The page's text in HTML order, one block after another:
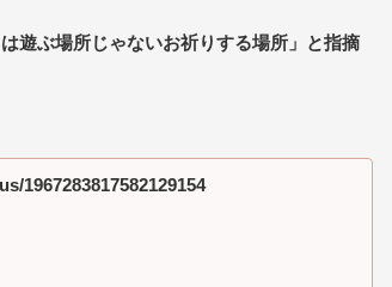
遊ぶ場所じゃないお祈りする場所」と指摘
1967283817582129154